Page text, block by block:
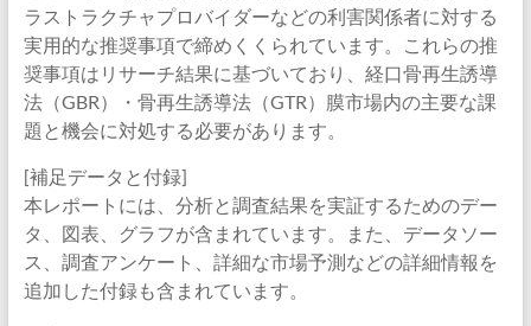
ラストラクチャプロバイダーなどの利害関係者に対する
実用的な推奨事項で締めくくられています。これらの推
奨事項はリサーチ結果に基づいており、経口骨再生誘導
法（GBR）・骨再生誘導法（GTR）膜市場内の主要な課
題と機会に対処する必要があります。
[補足データと付録]
本レポートには、分析と調査結果を実証するためのデー
タ、図表、グラフが含まれています。また、データソー
ス、調査アンケート、詳細な市場予測などの詳細情報を
追加した付録も含まれています。